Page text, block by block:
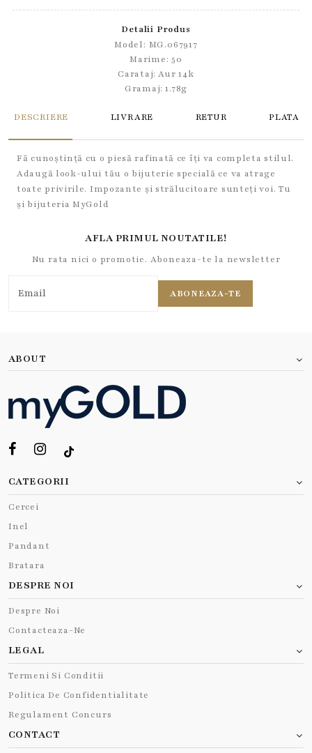
Detalii Produs
Model: MG.067917
Marime: 50
Carataj: Aur 14k
Gramaj: 1.78g
DESCRIERE LIVRARE RETUR PLATA
Fă cunoștință cu o piesă rafinată ce îți va completa stilul.
Adaugă look-ului tău o bijuterie specială ce va atrage
toate privirile. Impozante și strălucitoare sunteți voi. Tu
și bijuteria MyGold
AFLA PRIMUL NOUTATILE!
Nu rata nici o promotie. Aboneaza-te la newsletter
ABONEAZA-TE
ABOUT
CATEGORII
Cercei
Inel
Pandant
Bratara
DESPRE NOI
Despre Noi
Contacteaza-Ne
LEGAL
Termeni Si Conditii
Politica De Confidentialitate
Regulament Concurs
CONTACT